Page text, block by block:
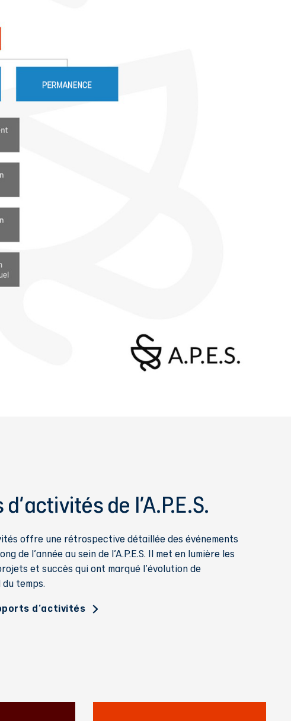
d'activités de l'A.P.E.S.
offre une rétrospective détaillée des événements
de l'année au sein de l'A.P.E.S. Il met en lumière les
et succès qui ont marqué l'évolution de
temps.
d'activités